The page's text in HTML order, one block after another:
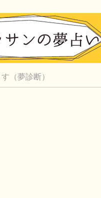
（夢診断）